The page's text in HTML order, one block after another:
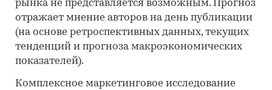
рынка не представляется возможным. Прогноз
отражает мнение авторов на день публикации
(на основе ретроспективных данных, текущих
тенденций и прогноза макроэкономических
показателей).
Комплексное маркетинговое исследование